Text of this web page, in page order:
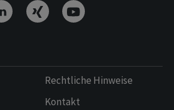
Rechtliche Hinweise
Kontakt